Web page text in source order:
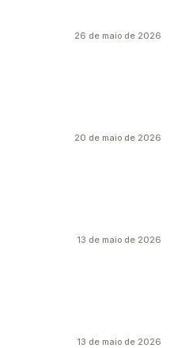
26 de maio de 2026
20 de maio de 2026
13 de maio de 2026
13 de maio de 2026